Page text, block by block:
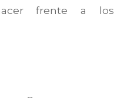
frente a los